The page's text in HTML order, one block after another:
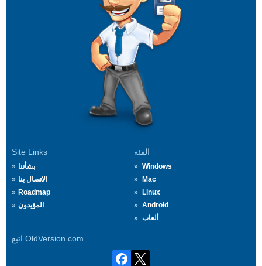
Site Links
بشأننا
الاتصال بنا
Roadmap
المؤيدون
الفئة
Windows
Mac
Linux
Android
ألعاب
اتبع OldVersion.com